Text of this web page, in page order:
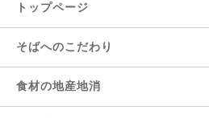
トップページ
そばへのこだわり
食材の地産地消